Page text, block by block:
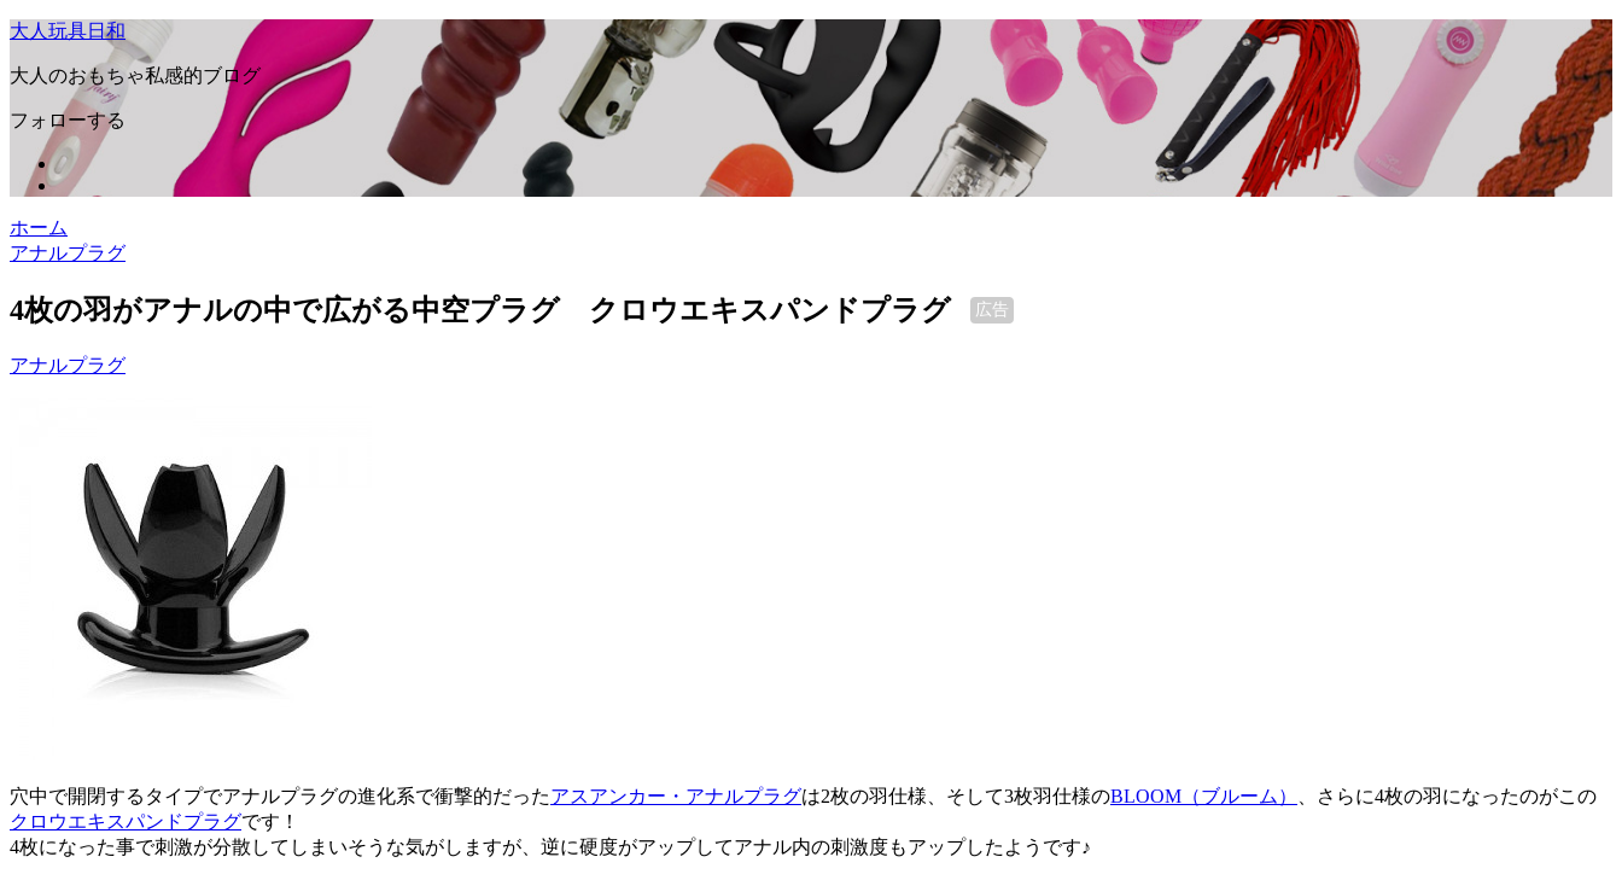
大人玩具日和
大人のおもちゃ私感的ブログ
フォローする
ホーム
アナルプラグ
4枚の羽がアナルの中で広がる中空プラグ クロウエキスパンドプラグ 広告
アナルプラグ
穴中で開閉するタイプでアナルプラグの進化系で衝撃的だったアスアンカー・アナルプラグは2枚の羽仕様、そして3枚羽仕様のBLOOM（ブルーム）
、さらに4枚の羽になったのがこの
クロウエキスパンドプラグです！
4枚になった事で刺激が分散してしまいそうな気がしますが、逆に硬度がアップしてアナル内の刺激度もアップしたようです♪